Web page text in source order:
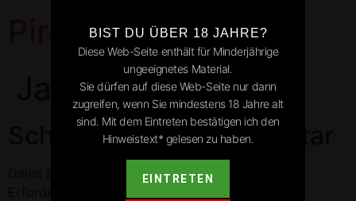
Pirates Park
Jagstzell
Schreibe einen Kommentar
Deine E-Mail-Adresse wird nicht veröffentlicht.
BIST DU ÜBER 18 JAHRE?
Diese Web-Seite enthält für Minderjährige
ungeeignetes Material.
Sie dürfen auf diese Web-Seite nur dann
zugreifen, wenn Sie mindestens 18 Jahre alt
sind. Mit dem Eintreten bestätigen ich den
Hinweistext* gelesen zu haben.
EINTRETEN